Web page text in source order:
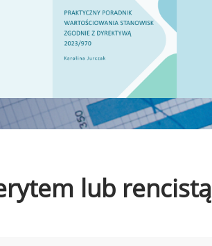
lub rencistą